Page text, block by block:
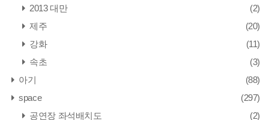
2013 대만
(2)
제주
(20)
강화
(11)
속초
(3)
아기
(88)
space
(297)
공연장 좌석배치도
(2)